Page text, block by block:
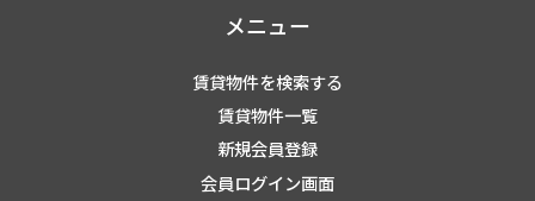
メニュー
賃貸物件を検索する
賃貸物件一覧
新規会員登録
会員ログイン画面